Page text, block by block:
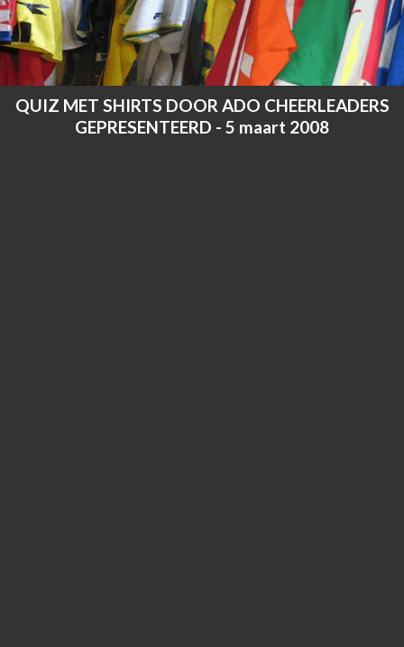
QUIZ MET SHIRTS DOOR ADO CHEERLEADERS
GEPRESENTEERD - 5 maart 2008